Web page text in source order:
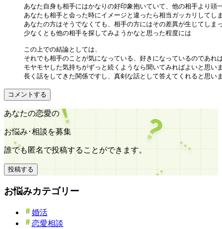
あなた自身も相手にはかなりの好印象抱いていて、他の相手より頭
あなたも相手と会った時にイメージと違ったら相当ガッカリしてし
あなたの方はそうでなくても、相手の方にはその差異が生じてしま
少なくとも他の相手を探してみようかなと思った程度には
この上での結論としては、
それでも相手のことが気になっている、好きになっているのであれ
モヤモヤした気持ちがずっと続くようなら聞いてみればよいと思い
長く話をしてきた関係ですし、真剣な話として答えてくれると思い
コメントする
あなたの恋愛の
お悩み･相談を募集
誰でも匿名で投稿することができます。
投稿する
お悩みカテゴリー
婚活
恋愛相談